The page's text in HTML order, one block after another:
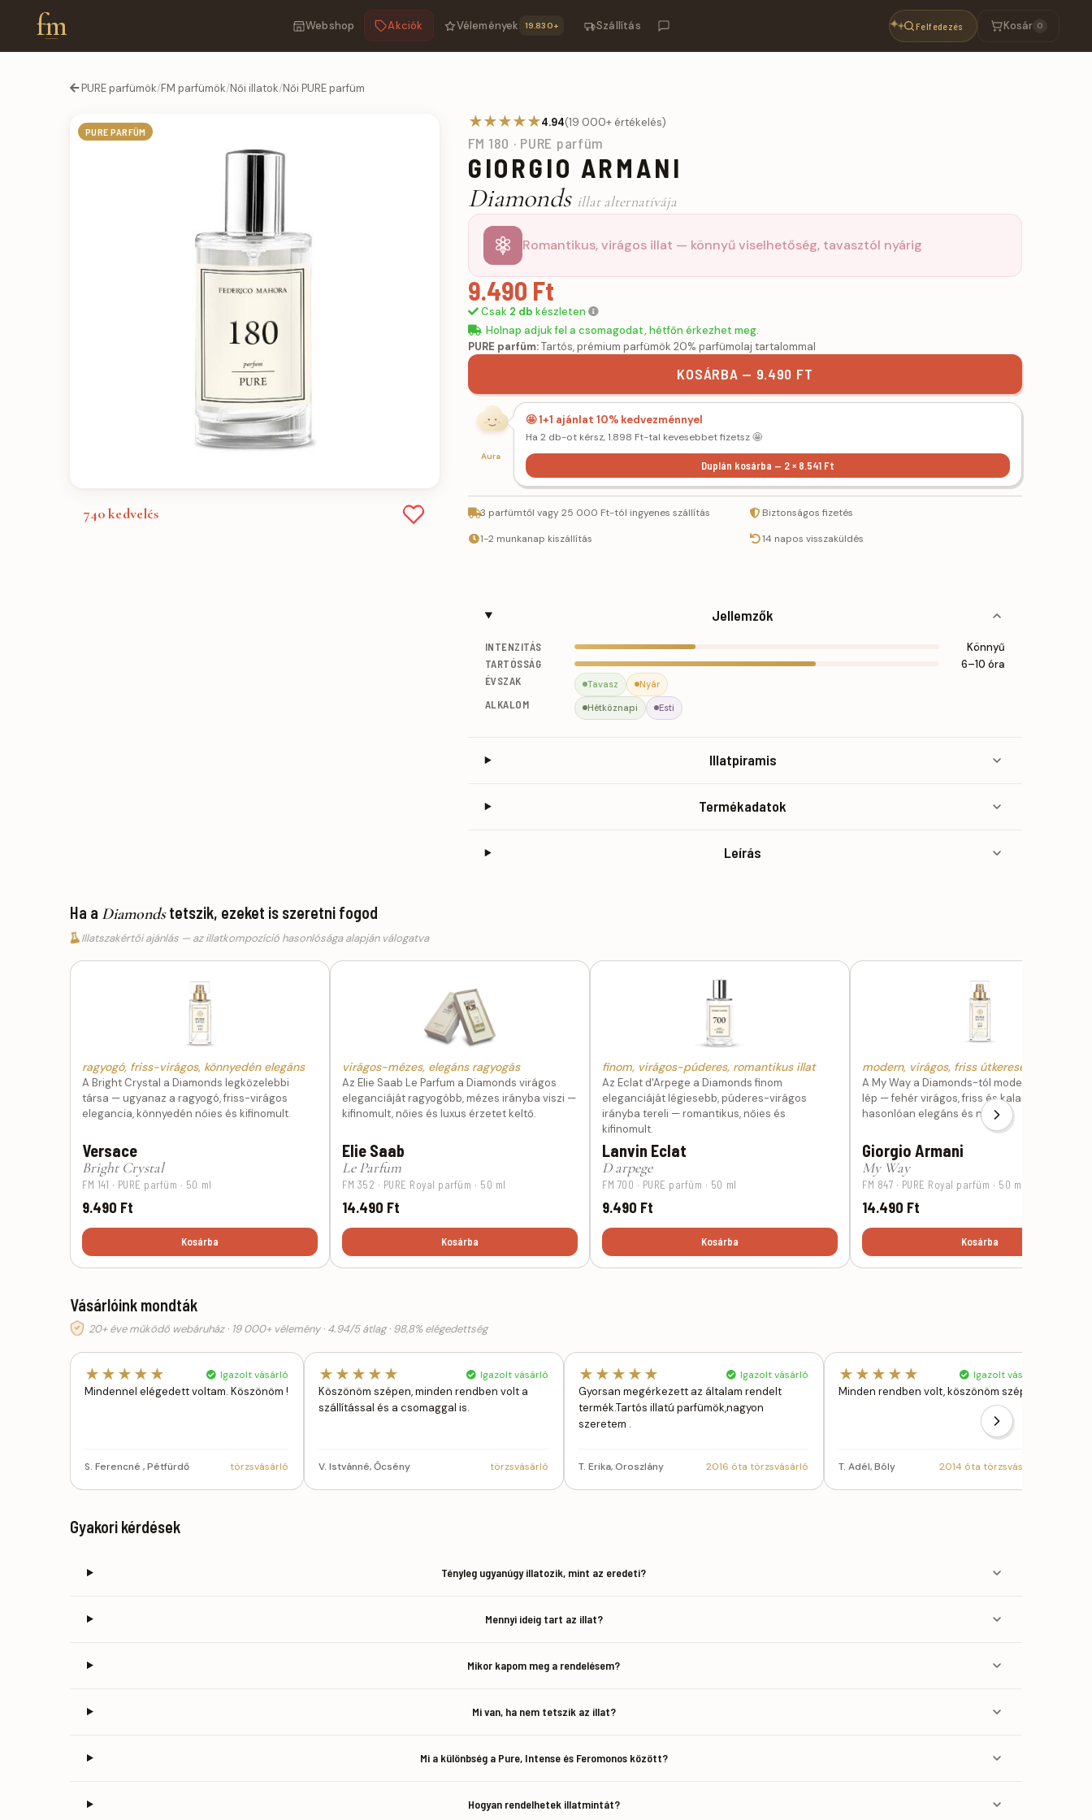
fm Webshop Akciók Vélemények 19.830+ Szállítás Felfedezés Kosár 0
PURE parfümök/FM parfümök/Női illatok/Női PURE parfüm
PURE PARFÜM
740kedvelés
★★★★★4.94(19 000+ értékelés)
FM 180 · PURE parfüm
GIORGIO ARMANI
Diamonds illat alternatívája
Romantikus, virágos illat — könnyű viselhetőség, tavasztól nyárig
9.490 Ft
Csak 2 db készleten
Holnap adjuk fel a csomagodat, hétfőn érkezhet meg.
PURE parfüm:Tartós, prémium parfümök 20% parfümolaj tartalommal
KOSÁRBA — 9.490 FT
Aura
🤩 1+1 ajánlat 10% kedvezménnyel
Ha 2 db-ot kérsz, 1.898 Ft-tal kevesebbet fizetsz 🤩
Duplán kosárba — 2 × 8.541 Ft
3 parfümtől vagy 25 000 Ft-tól ingyenes szállítás
Biztonságos fizetés
1-2 munkanap kiszállítás
14 napos visszaküldés
Jellemzők
INTENZITÁS Könnyű
TARTÓSSÁG 6–10 óra
ÉVSZAK Tavasz Nyár
ALKALOM Hétköznapi Esti
Illatpiramis
Termékadatok
Leírás
Ha a Diamondstetszik, ezeket is szeretni fogod
Illatszakértői ajánlás — az illatkompozíció hasonlósága alapján válogatva
ragyogó, friss-virágos, könnyedén elegáns
A Bright Crystal a Diamonds legközelebbi
társa — ugyanaz a ragyogó, friss-virágos
elegancia, könnyedén nőies és kifinomult.
Versace
Bright Crystal
FM 141 · PURE parfüm · 50 ml
9.490 Ft
Kosárba
virágos-mézes, elegáns ragyogás
Az Elie Saab Le Parfum a Diamonds virágos
eleganciáját ragyogóbb, mézes irányba viszi —
kifinomult, nőies és luxus érzetet keltő.
Elie Saab
Le Parfum
FM 352 · PURE Royal parfüm · 50 ml
14.490 Ft
Kosárba
finom, virágos-púderes, romantikus illat
Az Eclat d'Arpege a Diamonds finom
eleganciáját légiesebb, púderes-virágos
irányba tereli — romantikus, nőies és
kifinomult.
Lanvin Eclat
D arpege
FM 700 · PURE parfüm · 50 ml
9.490 Ft
Kosárba
modern, virágos, friss útkeresés
A My Way a Diamonds-tól modernebb irányba
lép — fehér virágos, friss és kalandos, de
hasonlóan elegáns és nőies.
Giorgio Armani
My Way
FM 847 · PURE Royal parfüm · 50 ml
14.490 Ft
Kosárba
Vásárlóink mondták
20+ éve működő webáruház · 19 000+ vélemény · 4.94/5 átlag · 98,8% elégedettség
★★★★★ Igazolt vásárló
Mindennel elégedett voltam. Köszönöm !
S. Ferencné , Pétfürdő törzsvásárló
★★★★★ Igazolt vásárló
Köszönöm szépen, minden rendben volt a
szállítással és a csomaggal is.
V. Istvánné, Őcsény törzsvásárló
★★★★★ Igazolt vásárló
Gyorsan megérkezett az általam rendelt
termék.Tartós illatú parfümök,nagyon
szeretem .
T. Erika, Oroszlány 2016 óta törzsvásárló
★★★★★ Igazolt vásárló
Minden rendben volt, köszönöm szépen.
T. Adél, Bóly 2014 óta törzsvásárló
Gyakori kérdések
Tényleg ugyanúgy illatozik, mint az eredeti?
Mennyi ideig tart az illat?
Mikor kapom meg a rendelésem?
Mi van, ha nem tetszik az illat?
Mi a különbség a Pure, Intense és Feromonos között?
Hogyan rendelhetek illatmintát?